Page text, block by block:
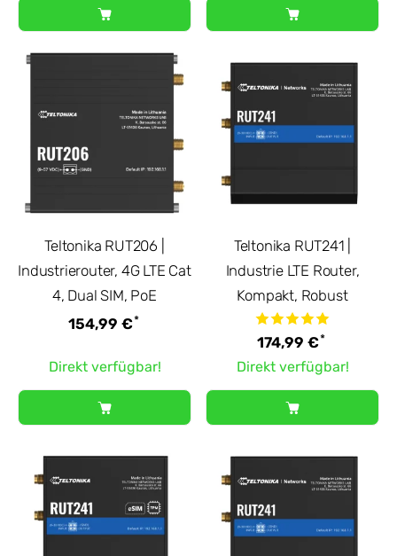
Teltonika RUT206 |
Industrierouter, 4G LTE Cat
4, Dual SIM, PoE
154,99 €*
Direkt verfügbar!
Teltonika RUT241 |
Industrie LTE Router,
Kompakt, Robust
174,99 €*
Direkt verfügbar!